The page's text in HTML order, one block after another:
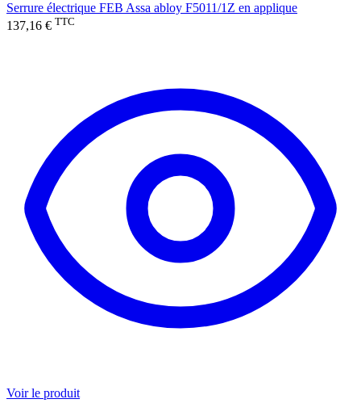
Serrure électrique FEB Assa abloy F5011/1Z en applique
137,16 € TTC
Voir le produit